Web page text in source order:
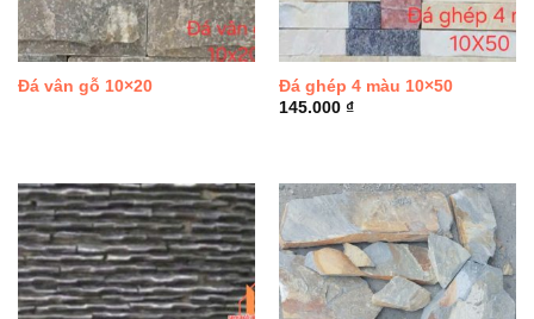
Đá vân gỗ 10×20
Đá ghép 4 màu 10×50
145.000 ₫